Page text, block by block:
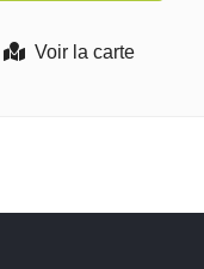
Voir la carte